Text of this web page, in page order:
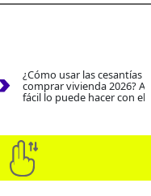
¿Cómo usar las cesantías
comprar vivienda 2026?
fácil lo puede hacer con el